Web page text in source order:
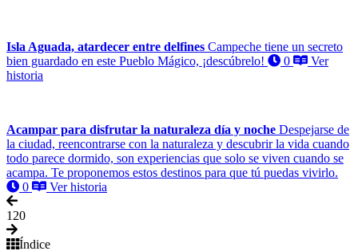
Isla Aguada, atardecer entre delfines Campeche tiene un secreto
bien guardado en este Pueblo Mágico, ¡descúbrelo!
0
Ver
historia
Acampar para disfrutar la naturaleza día y noche Despejarse de
la ciudad, reencontrarse con la naturaleza y descubrir la vida cuando
todo parece dormido, son experiencias que solo se viven cuando se
acampa. Te proponemos estos destinos para que tú puedas vivirlo.
0
Ver historia
1 20
Índice